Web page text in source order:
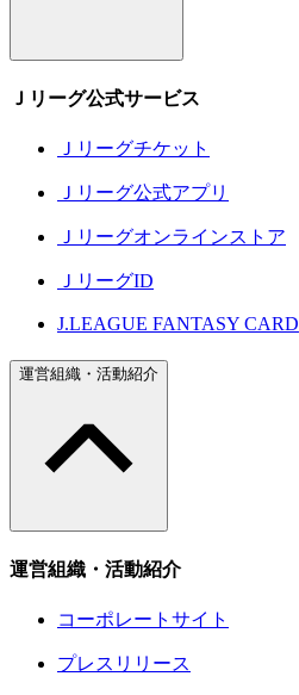
Ｊリーグ公式サービス
Ｊリーグチケット
Ｊリーグ公式アプリ
Ｊリーグオンラインストア
ＪリーグID
J.LEAGUE FANTASY CARD
運営組織・活動紹介
運営組織・活動紹介
コーポレートサイト
プレスリリース